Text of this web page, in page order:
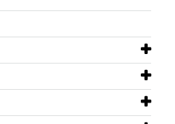
Stockholm Midi 3D.dwg